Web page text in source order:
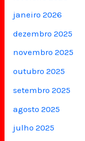
janeiro 2026
dezembro 2025
novembro 2025
outubro 2025
setembro 2025
agosto 2025
julho 2025